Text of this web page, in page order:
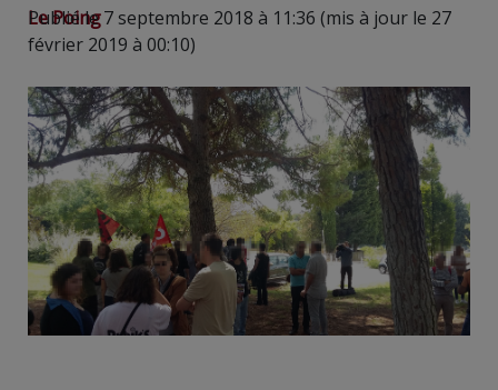
Le Poing
Publié le 7 septembre 2018 à 11:36 (mis à jour le 27
février 2019 à 00:10)